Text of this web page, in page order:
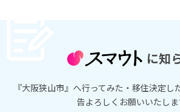
に知
『大阪狭山市』へ行ってみた・移住決定し
告よろしくお願いいたしま